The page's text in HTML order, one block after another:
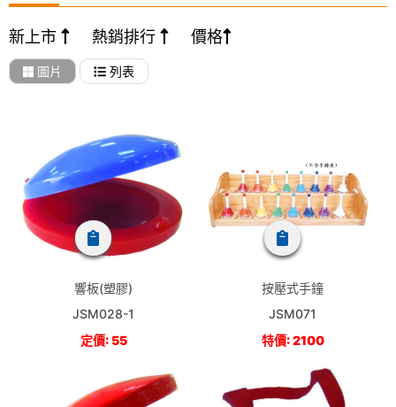
新上市 熱銷排行 價格
圖片 列表
響板(塑膠)
JSM028-1
定價: 55
按壓式手鐘
JSM071
特價: 2100